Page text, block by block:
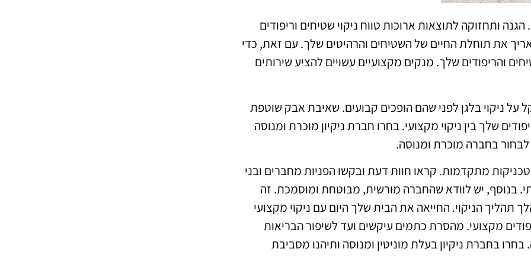
ותחזוקה לתוצאות ארוכות טווח ניקוי שטיחים וריפודים
את תוחלת החיים של השטיחים והרהיטים שלך. עם זאת, כדי
והריפודים שלך. מנקים מקצועיים עשויים להציע שירותים
על ניקוי בלגן לפני שהם הופכים קבועים. שאיבת אבק שוטפת
שלך בין ניקוי מקצועי. בחרו חברת ניקיון מוכרת ומנוסה
לבחור בחברה מוכרת ומנוסה.
מתקדמות. קראו חוות דעת ובקשו הפניות מחברים ובני
בנוסף, יש לוודא שהחברה מורשית, מבוטחת ומוסמכת. זה
הניקוי. החייאה את הבית שלך היום עם ניקוי מקצועי
מקצועי. מהסרת כתמים עיקשים ועד לשיפור הבריאות
בחברת ניקיון בעלת מוניטין ומנוסה ותיהנו מסביבת